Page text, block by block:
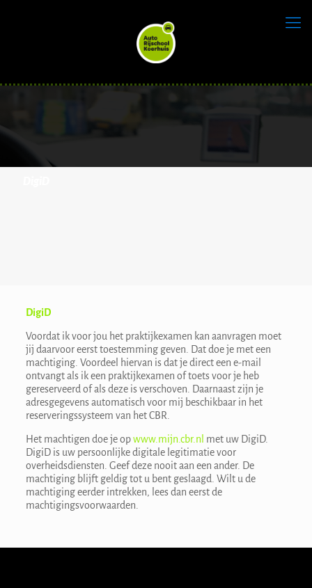
DigiD
Voordat ik voor jou het praktijkexamen kan aanvragen moet
jij daarvoor eerst toestemming geven. Dat doe je met een
machtiging. Voordeel hiervan is dat je direct een e-mail
ontvangt als ik een praktijkexamen of toets voor je heb
gereserveerd of als deze is verschoven. Daarnaast zijn je
adresgegevens automatisch voor mij beschikbaar in het
reserveringssysteem van het CBR.
Het machtigen doe je opwww.mijn.cbr.nl met uw DigiD.
DigiD is uw persoonlijke digitale legitimatie voor
overheidsdiensten. Geef deze nooit aan een ander. De
machtiging blijft geldig tot u bent geslaagd. Wilt u de
machtiging eerder intrekken, lees dan eerst de
machtigingsvoorwaarden.